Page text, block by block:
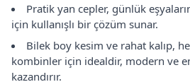
Pratik yan cepler, günlük
için kullanışlı bir çözüm sunar.
Bilek boy kesim ve rahat kalıp,
kombinler için idealdir, modern ve
kazandırır.